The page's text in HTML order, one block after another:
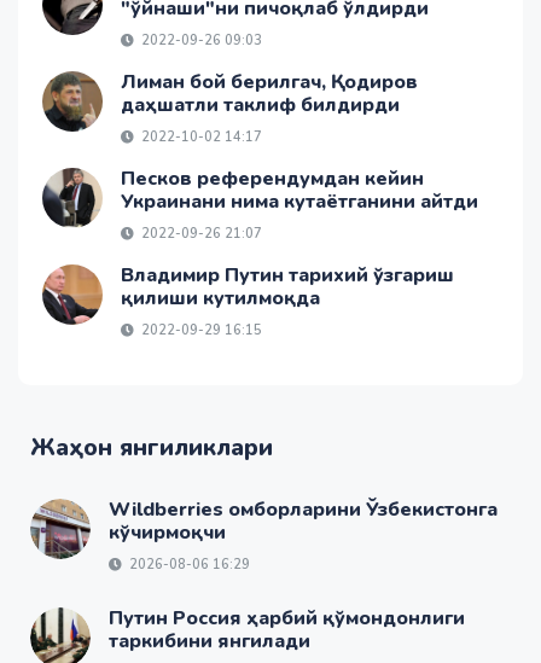
"ўйнаши"ни пичоқлаб ўлдирди
2022-09-26 09:03
Лиман бой берилгач, Қодиров
даҳшатли таклиф билдирди
2022-10-02 14:17
Песков референдумдан кейин
Украинани нима кутаётганини айтди
2022-09-26 21:07
Владимир Путин тарихий ўзгариш
қилиши кутилмоқда
2022-09-29 16:15
Жаҳон янгиликлари
Wildberries омборларини Ўзбекистонга
кўчирмоқчи
2026-08-06 16:29
Путин Россия ҳарбий қўмондонлиги
таркибини янгилади